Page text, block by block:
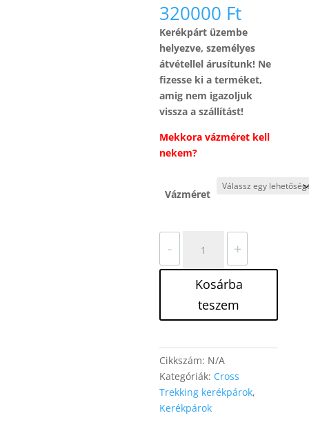
320000 Ft
Kerékpárt üzembe
helyezve, személyes
átvétellel árusítunk! Ne
fizesse ki a terméket,
amig nem igazoljuk
vissza a szállítást!
Mekkora vázméret kell
nekem?
Vázméret
-
Cross
Trekking
mennyiség
+
Kosárba
teszem
Cikkszám: N/A
Kategóriák: Cross
Trekking kerékpárok,
Kerékpárok